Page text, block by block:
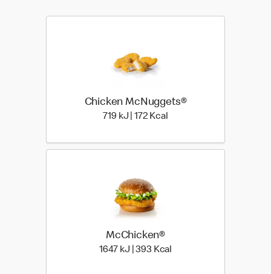
Chicken McNuggets®
719 kJ | 172 Kcal
McChicken®
1647 kJ | 393 Kcal